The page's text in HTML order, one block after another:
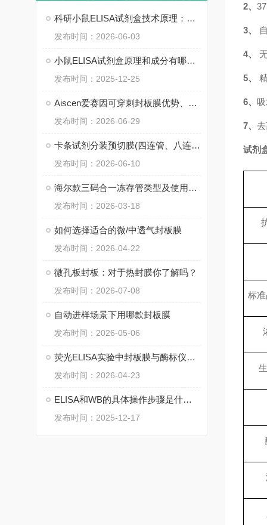
科研小鼠ELISA试剂盒技术原理：双抗体夹心法的免疫学基础
发布时间：2026-06-03
小鼠ELISA试剂盒原理和成分有哪些？
发布时间：2025-12-25
Aiscen爱赛因可穿刺封板膜优势、使用指导
发布时间：2026-06-29
卡条试剂分装预切膜(四连管、八连管)定制说明
发布时间：2026-06-10
海尔款三码合一冻存管类型及使用详解
发布时间：2026-03-18
如何选择适合的微/中透气封板膜
发布时间：2026-04-22
微孔板封板：对于热封膜你了解吗？
发布时间：2026-07-08
自动进样场景下用哪款封板膜
发布时间：2026-05-06
荧光ELISA实验中封板膜与酶标仪匹配的选型指南
发布时间：2026-04-23
ELISA和WB的具体操作步骤是什么？
发布时间：2025-12-17
2、
3、
4、
5、
6、
7、
试剂
标